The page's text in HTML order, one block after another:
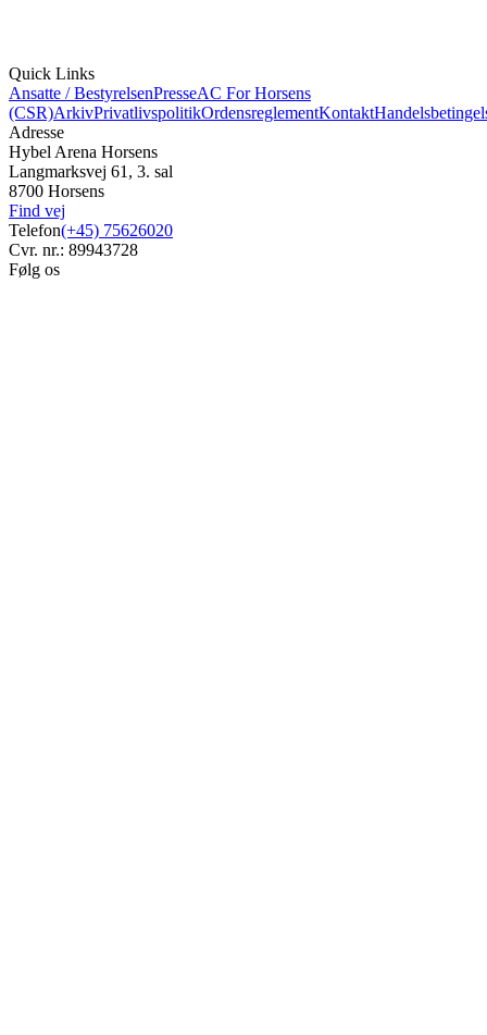
Quick Links
Ansatte / BestyrelsenPresseAC For Horsens
(CSR)ArkivPrivatlivspolitikOrdensreglementKontakt
Adresse
Hybel Arena Horsens
Langmarksvej 61, 3. sal
8700 Horsens
Find vej
Telefon(+45) 75626020
Cvr. nr.: 89943728
Følg os